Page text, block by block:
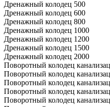
Дренажный колодец 500
Дренажный колодец 600
Дренажный колодец 800
Дренажный колодец 1000
Дренажный колодец 1200
Дренажный колодец 1500
Дренажный колодец 2000
Поворотный колодец
Поворотный колодец
Поворотный колодец
Поворотный колодец
Поворотный колодец